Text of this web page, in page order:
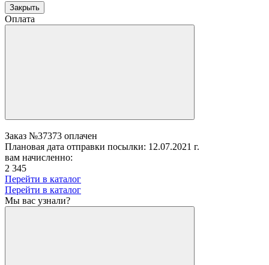
Закрыть
Оплата
Заказ №37373 оплачен
Плановая дата отправки посылки: 12.07.2021 г.
вам начисленно:
2 345
Перейти в каталог
Перейти в каталог
Мы вас узнали?